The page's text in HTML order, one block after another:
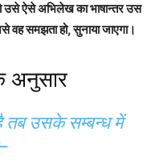
उसे ऐसे अभिलेख का भाषान्तर उस
वह समझता हो, सुनाया जाएगा।
अनुसार
है तब उसके सम्बन्ध में